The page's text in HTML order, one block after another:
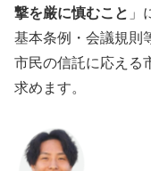
撃を厳に慎むこと 」
基本条例・会議規則
市民の信託に応える
求めます。